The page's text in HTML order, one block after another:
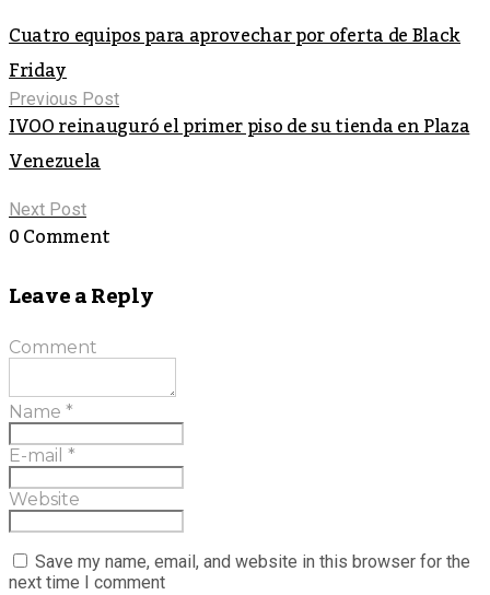
Cuatro equipos para aprovechar por oferta de Black
Friday
Previous Post
IVOO reinauguró el primer piso de su tienda en Plaza
Venezuela
Next Post
0 Comment
Leave a Reply
Comment
Name *
E-mail *
Website
Save my name, email, and website in this browser for the
next time I comment